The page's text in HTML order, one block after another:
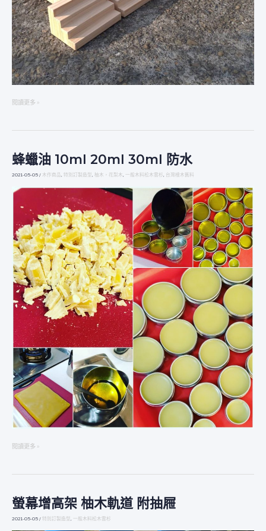
閱讀更多 »
蜂蠟油 10ml 20ml 30ml 防水
2021-05-05 / 木作商品 特別訂製造型 柚木，花梨木 一般木料松木雲杉 台灣檜木舊料
蜂
10ML
30ML
防
水
閱讀更多 »
螢幕增高架 柚木軌道 附抽屜
2021-05-05 / 特別訂製造型 一般木料松木雲杉
螢